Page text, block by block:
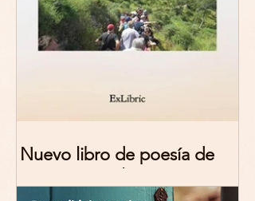
Nuevo libro de poesía de